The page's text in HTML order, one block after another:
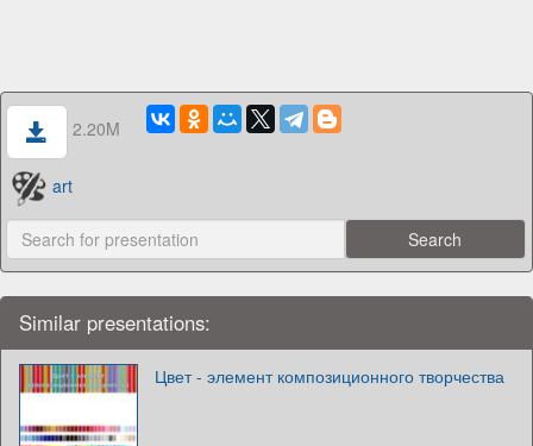
2.20M
art
Similar presentations:
Цвет - элемент композиционного творчества